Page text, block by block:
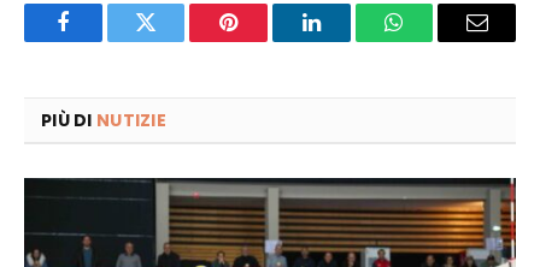
FacebookTwitter Pinterest LinkedInWhatsAppEmail
PIÙ DI NUTIZIE